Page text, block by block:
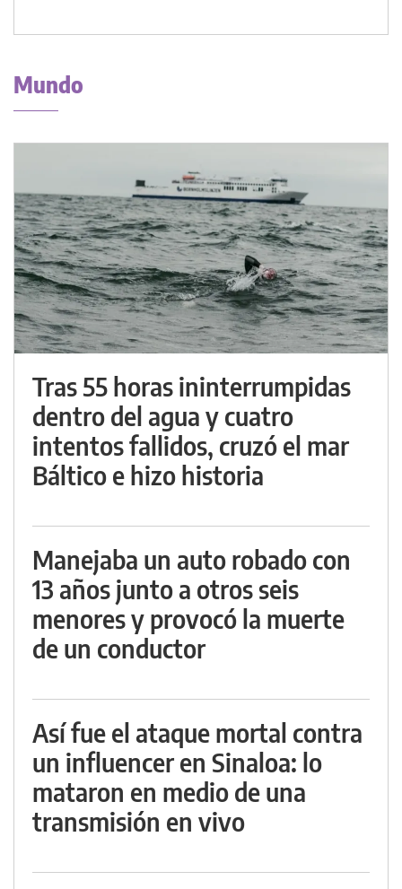
Mundo
Tras 55 horas ininterrumpidas
dentro del agua y cuatro
intentos fallidos, cruzó el mar
Báltico e hizo historia
Manejaba un auto robado con
13 años junto a otros seis
menores y provocó la muerte
de un conductor
Así fue el ataque mortal contra
un influencer en Sinaloa: lo
mataron en medio de una
transmisión en vivo